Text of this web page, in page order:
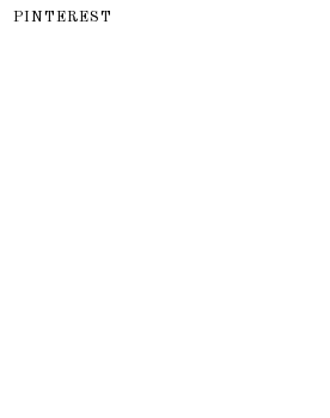
PINTEREST